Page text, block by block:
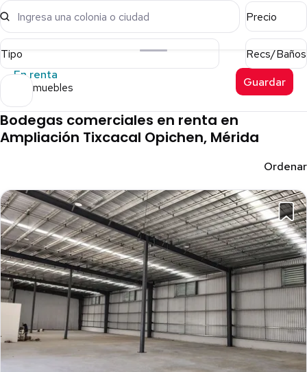
Ingresa una colonia o ciudad Precio
Tipo
Recs/Baños
En renta
17 inmuebles Guardar
Bodegas comerciales en renta en
Ampliación Tixcacal Opichen, Mérida
Ordenar